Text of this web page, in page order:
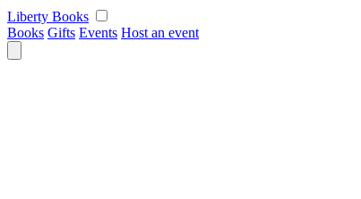
Skip
to
content
Liberty Books
Books Gifts Events Host an event